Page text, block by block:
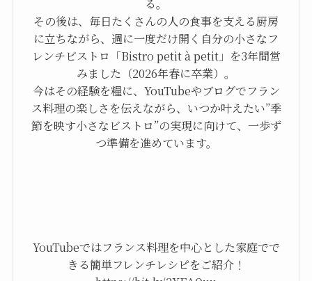
る。
その後は、毎日たくさんの人の食事を支える厨房
に立ちながら、週に一度だけ開く自分の小さなフ
レンチビストロ「Bistro petit à petit」を3年間営
みました（2026年春に卒業）。
今はその経験を糧に、YouTubeやブログでフラン
ス料理の楽しさを伝えながら、いつか叶えたい”季
節を映す小さなビストロ”の実現に向けて、一歩ず
つ準備を進めています。
YouTubeではフランス料理を中心とした家庭でで
きる簡単フレンチレシピをご紹介！